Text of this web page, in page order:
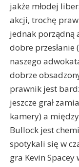
jakże młodej
akcji, trochę
jednak porządną
dobre przesłanie
naszego
dobrze
prawnik jest
jeszcze grał
kamery) a
Bullock jest
spotykali się w
gra Kevin